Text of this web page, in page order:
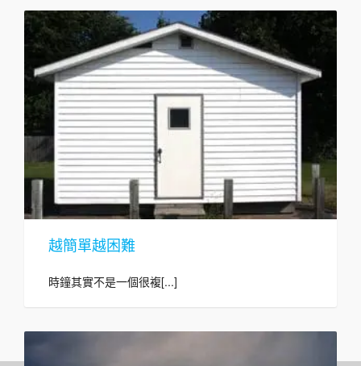
越簡單越困難
時鐘其實不是一個很複[...]